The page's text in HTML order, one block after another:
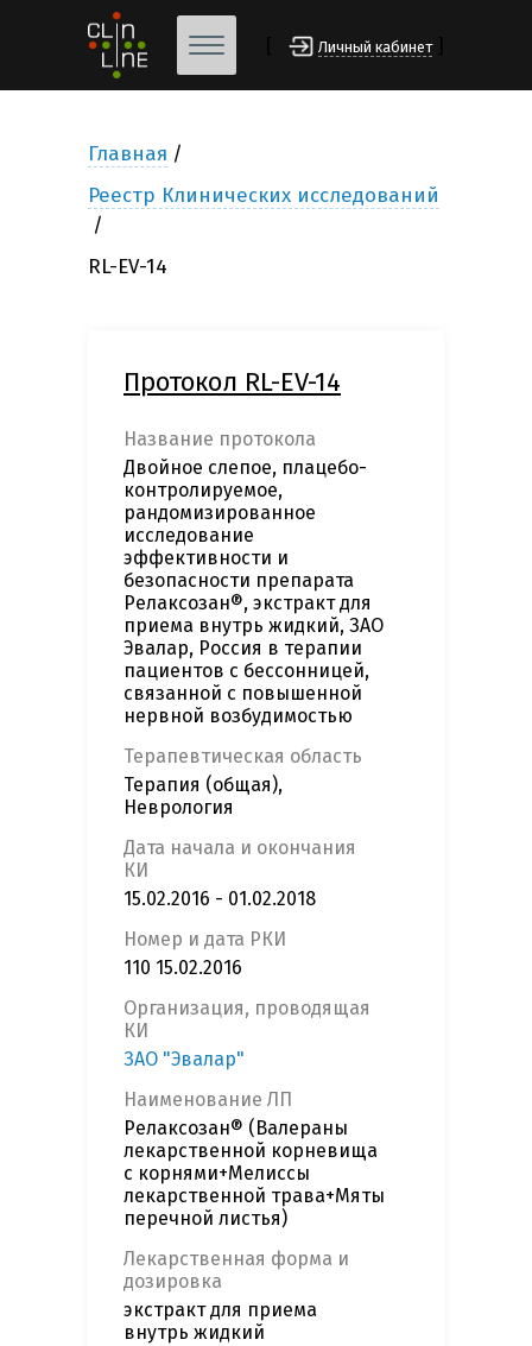
Личный кабинет
Главная
Реестр Клинических исследований
RL-EV-14
Протокол RL-EV-14
Название протокола
Двойное слепое, плацебо-
контролируемое,
рандомизированное
исследование
эффективности и
безопасности препарата
Релаксозан®, экстракт для
приема внутрь жидкий, ЗАО
Эвалар, Россия в терапии
пациентов с бессонницей,
связанной с повышенной
нервной возбудимостью
Терапевтическая область
Терапия (общая),
Неврология
Дата начала и окончания
КИ
15.02.2016 - 01.02.2018
Номер и дата РКИ
110 15.02.2016
Организация, проводящая
КИ
ЗАО "Эвалар"
Наименование ЛП
Релаксозан® (Валераны
лекарственной корневища
с корнями+Мелиссы
лекарственной трава+Мяты
перечной листья)
Лекарственная форма и
дозировка
экстракт для приема
внутрь жидкий